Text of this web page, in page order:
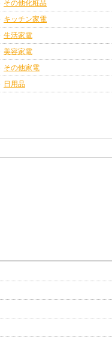
その他化粧品
キッチン家電
生活家電
美容家電
その他家電
日用品